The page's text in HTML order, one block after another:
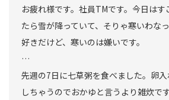
お疲れ様です。社員TMです。今日は
たら雪が降っていて、そりゃ寒いわな
好きだけど、寒いのは嫌いです。
…
先週の7日に七草粥を食べました。卵
しちゃうのでおかゆと言うより雑炊で